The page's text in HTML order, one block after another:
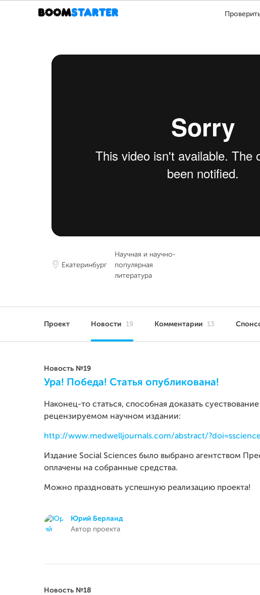
Екатеринбург
Научная и научно-
популярная
литература
Проект Новости 19 Комментарии 13
Новость №19
Ура! Победа! Статья опубликована!
Наконец-то статься, способная доказать
рецензируемом научном издании:
http://www.medwelljournals.com/abstract/
Издание Social Sciences было выбрано агентством
оплачены на собранные средства.
Можно праздновать успешную реализацию проекта!
Юрий Берланд
Автор проекта
Новость №18